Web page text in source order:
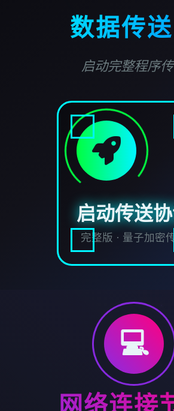
数据传送
启动完整程序
启动传送
完整版 · 量子加密
💻
网络连接